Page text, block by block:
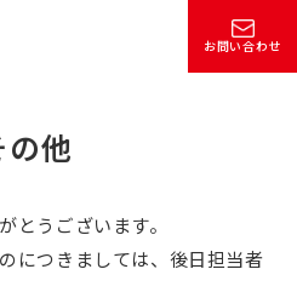
お問い合わせ
の他
とうございます。
につきましては、後日担当者